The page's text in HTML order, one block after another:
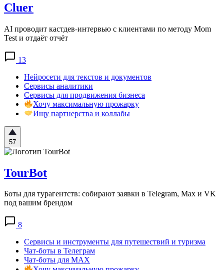
Cluer
AI проводит кастдев-интервью с клиентами по методу Mom
Test и отдаёт отчёт
13
Нейросети для текстов и документов
Сервисы аналитики
Сервисы для продвижения бизнеса
Хочу максимальную прожарку
Ищу партнерства и коллабы
57
TourBot
Боты для турагентств: собирают заявки в Telegram, Max и VK
под вашим брендом
8
Сервисы и инструменты для путешествий и туризма
Чат-боты в Телеграм
Чат-боты для MAX